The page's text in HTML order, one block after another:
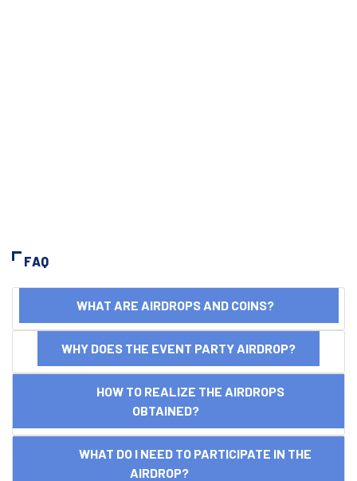
FAQ
WHAT ARE AIRDROPS AND COINS?
WHY DOES THE EVENT PARTY AIRDROP?
HOW TO REALIZE THE AIRDROPS
OBTAINED?
WHAT DO I NEED TO PARTICIPATE IN THE
AIRDROP?